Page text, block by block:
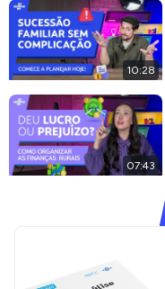
10:28
07:43